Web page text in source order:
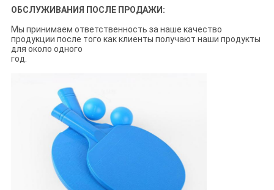
ОБСЛУЖИВАНИЯ ПОСЛЕ ПРОДАЖИ:
Мы принимаем ответственность за наше качество
продукции после того как клиенты получают наши продукты
для около одного
год.